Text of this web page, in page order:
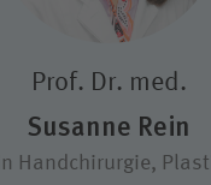
Prof. Dr. med.
Susanne Rein
Handchirurgie,